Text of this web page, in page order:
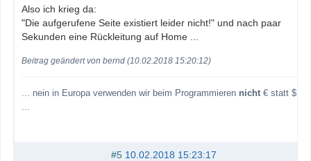
Also ich krieg da:
"Die aufgerufene Seite existiert leider nicht!" und nach paar
Sekunden eine Rückleitung auf Home ...
Beitrag geändert von bernd (10.02.2018 15:20:12)
... nein in Europa verwenden wir beim Programmieren nicht € statt $
...
#5 10.02.2018 15:23:17